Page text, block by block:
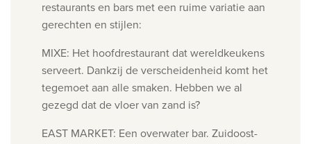
restaurants en bars met een ruime variatie aan
gerechten en stijlen:
MIXE: Het hoofdrestaurant dat wereldkeukens
serveert. Dankzij de verscheidenheid komt het
tegemoet aan alle smaken. Hebben we al
gezegd dat de vloer van zand is?
EAST MARKET: Een overwater bar. Zuidoost-